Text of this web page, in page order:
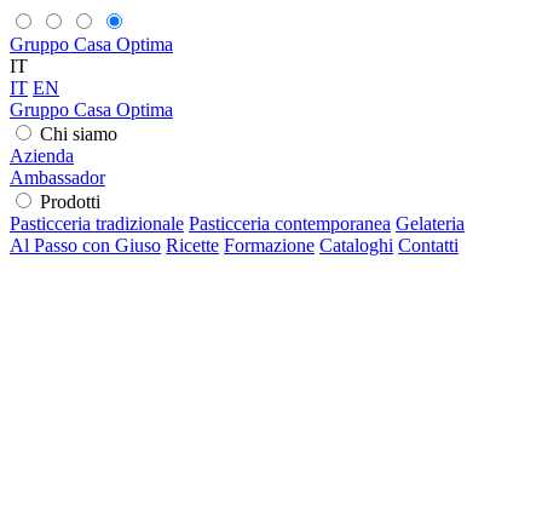
Gruppo Casa Optima
IT
IT EN
Gruppo Casa Optima
Chi siamo
Azienda
Ambassador
Prodotti
Pasticceria tradizionale Pasticceria contemporanea Gelateria
Al Passo con Giuso Ricette Formazione Cataloghi Contatti